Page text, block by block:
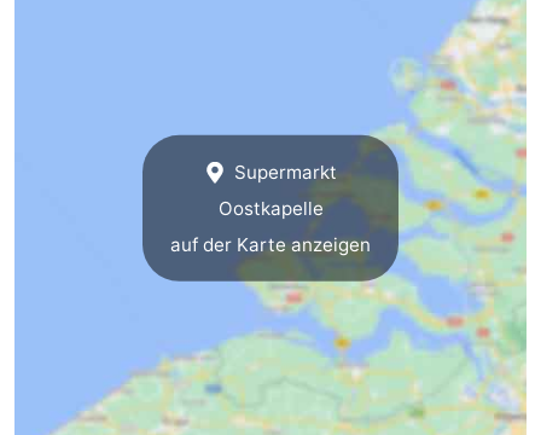
Supermarkt
Oostkapelle
auf der Karte anzeigen